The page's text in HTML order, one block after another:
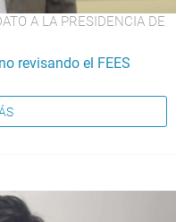
A LA PRESIDENCIA DE
revisando el FEES